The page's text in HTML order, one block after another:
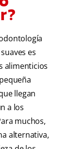
es
alimenticios
llegan
a los
muchos,
alternativa,